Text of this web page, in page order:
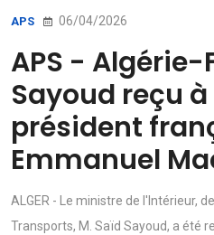
APS 06/04/2026
APS - Algérie-
Sayoud reçu
président
Emmanuel
ALGER - Le ministre de l'Intérieur,
Transports, M. Saïd Sayoud, a été